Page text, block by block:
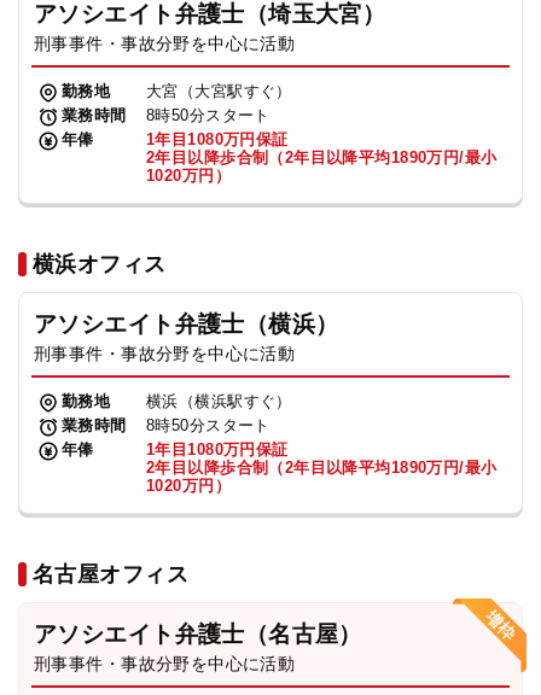
アソシエイト弁護士（埼玉大宮）
刑事事件・事故分野を中心に活動
勤務地
大宮（大宮駅すぐ）
業務時間
8時50分スタート
年俸
1年目1080万円保証
2年目以降歩合制（2年目以降平均1890万円/最小
1020万円）
横浜オフィス
アソシエイト弁護士（横浜）
刑事事件・事故分野を中心に活動
勤務地
横浜（横浜駅すぐ）
業務時間
8時50分スタート
年俸
1年目1080万円保証
2年目以降歩合制（2年目以降平均1890万円/最小
1020万円）
名古屋オフィス
アソシエイト弁護士（名古屋）
刑事事件・事故分野を中心に活動